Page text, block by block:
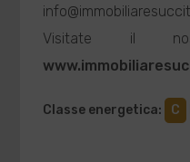
Visitate il
Classe energetica: C